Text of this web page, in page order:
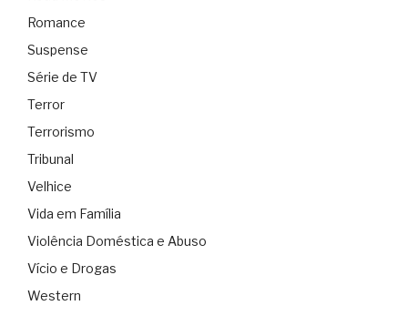
Romance
Suspense
Série de TV
Terror
Terrorismo
Tribunal
Velhice
Vida em Família
Violência Doméstica e Abuso
Vício e Drogas
Western